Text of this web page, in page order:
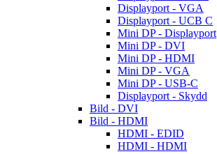
Displayport - VGA
Displayport - UCB C
Mini DP - Displayport
Mini DP - DVI
Mini DP - HDMI
Mini DP - VGA
Mini DP - USB-C
Displayport - Skydd
Bild - DVI
Bild - HDMI
HDMI - EDID
HDMI - HDMI